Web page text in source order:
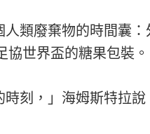
類廢棄物的時間囊
世界盃的糖果包裝。
刻，」海姆斯特拉說